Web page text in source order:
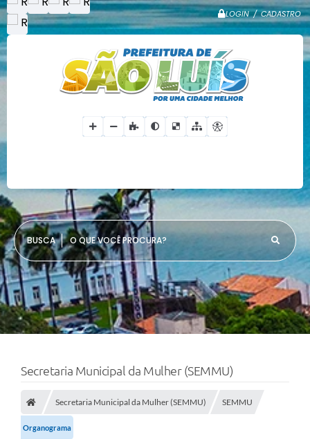
LOGIN / CADASTRO
O QUE VOCÊ PROCURA?
Secretaria Municipal da Mulher (SEMMU)
Secretaria Municipal da Mulher (SEMMU) SEMMU
Organograma